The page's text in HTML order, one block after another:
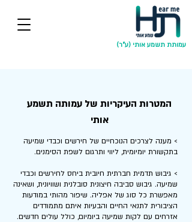
עמותת תשמע אותי (ע"ר)
המטרות העיקריות של עמותה תשמע
אותי
> מענה לצרכים הנוכחיים של חירשים וכבדי שמיעה
בתקשורת יומיומית, ליווי ותרגום לשפת הסימנים.
> גיבוש תדמית חברתית חיובית ביחס לחירשים וכבדי
שמיעה. גיבוש סביבה חיצונית סובלנית ושוויונית, ושאינה
מאפשרת כל סוג של אפליה. שיפור מהותי במודעות
הציבורית לתנאי החיים והבעיות איתם מתמודדים
אזרחים עם לקות שמיעה ביומיום, כולל עולים חדשים.